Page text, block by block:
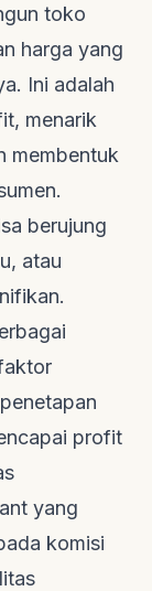
toko
harga yang
Ini adalah
menarik
membentuk
berujung
atau
profit
yang
komisi